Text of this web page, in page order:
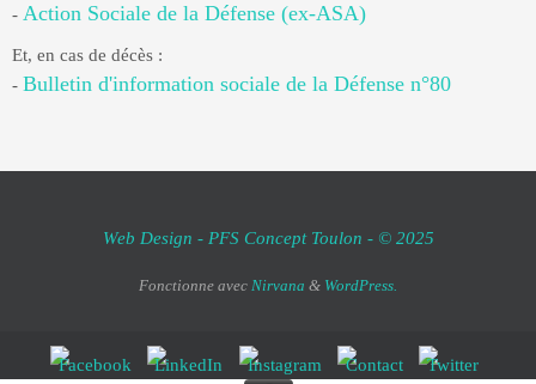
- Action Sociale de la Défense (ex-ASA)
Et, en cas de décès :
- Bulletin d'information sociale de la Défense n°80
Web Design - PFS Concept Toulon - © 2025
Fonctionne avec Nirvana & WordPress.